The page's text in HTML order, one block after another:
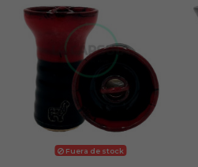
Fuera de stock